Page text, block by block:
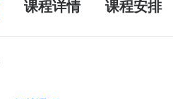
课程详情 课程安排